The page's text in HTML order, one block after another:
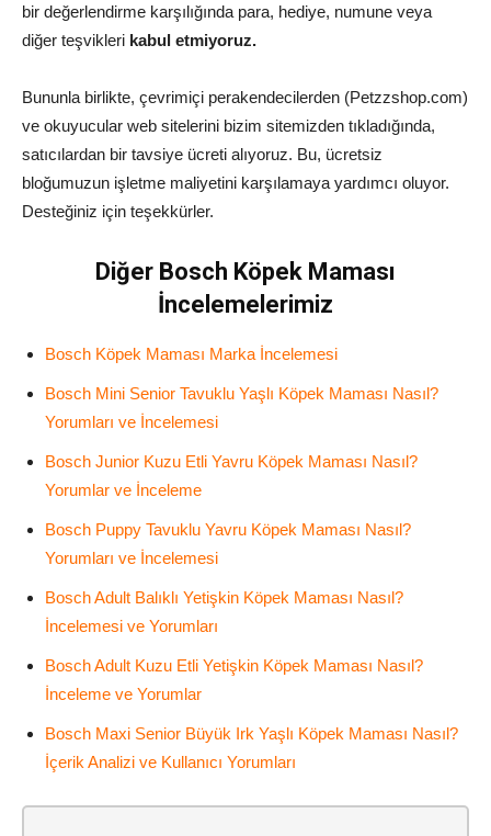
bir değerlendirme karşılığında para, hediye, numune veya
diğer teşvikleri kabul etmiyoruz.
Bununla birlikte, çevrimiçi perakendecilerden (Petzzshop.com)
ve okuyucular web sitelerini bizim sitemizden tıkladığında,
satıcılardan bir tavsiye ücreti alıyoruz. Bu, ücretsiz
bloğumuzun işletme maliyetini karşılamaya yardımcı oluyor.
Desteğiniz için teşekkürler.
Diğer Bosch Köpek Maması
İncelemelerimiz
Bosch Köpek Maması Marka İncelemesi
Bosch Mini Senior Tavuklu Yaşlı Köpek Maması Nasıl?
Yorumları ve İncelemesi
Bosch Junior Kuzu Etli Yavru Köpek Maması Nasıl?
Yorumlar ve İnceleme
Bosch Puppy Tavuklu Yavru Köpek Maması Nasıl?
Yorumları ve İncelemesi
Bosch Adult Balıklı Yetişkin Köpek Maması Nasıl?
İncelemesi ve Yorumları
Bosch Adult Kuzu Etli Yetişkin Köpek Maması Nasıl?
İnceleme ve Yorumlar
Bosch Maxi Senior Büyük Irk Yaşlı Köpek Maması Nasıl?
İçerik Analizi ve Kullanıcı Yorumları